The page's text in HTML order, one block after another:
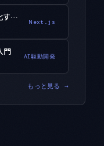
実践Next.js — App Routerで進化するWebアプリ開発 Next.js
門 AI駆動開発
もっと見る →